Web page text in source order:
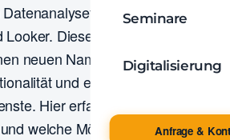
Seminare
Digitalisierung
Anfrage &
angekündigt:
Diese Veränderung
neuen Namen, sondern auch
und eine tiefere Integration
Hier erfahren Sie, was hinter
welche Möglichkeiten Looker für